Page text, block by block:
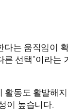
는 움직임이
선택”이라는
동도 활발해
이 높습니다.